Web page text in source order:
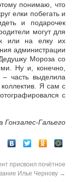
понимаю, что
елки побегать и
и подарочек
могут для
или на елку их
администрации
Мороза со
Ну и, конечно,
часть выделила
Я сам с
с
Гонзалес-Гальего
присвоил почётное
Илье Чернову →